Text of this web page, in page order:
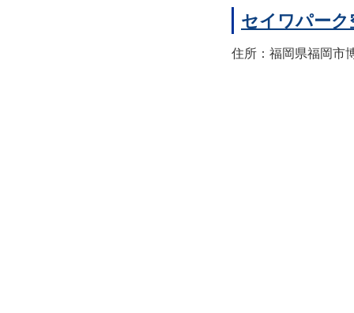
セイワパーク
住所：福岡県福岡市